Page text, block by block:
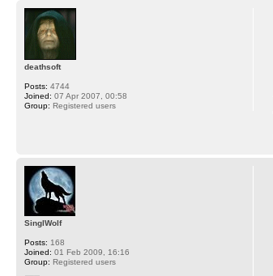
deathsoft
Posts: 4744
Joined: 07 Apr 2007, 00:58
Group: Registered users
SinglWolf
Posts: 168
Joined: 01 Feb 2009, 16:16
Group: Registered users